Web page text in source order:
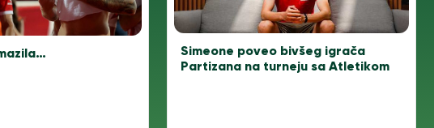
Simeone poveo bivšeg igrača
Partizana na turneju sa Atletikom